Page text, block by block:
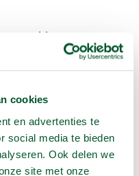
cookies
en advertenties te
social media te bieden
Ook delen we
site met onze
probleem